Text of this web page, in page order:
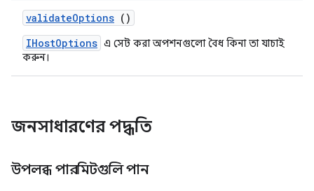
validateOptions ()
IHostOptions এ সেট করা অপশনগুলো বৈধ কিনা তা যাচাই
করুন।
জনসাধারণের পদ্ধতি
উপলব্ধ পারমিটগুলি পান